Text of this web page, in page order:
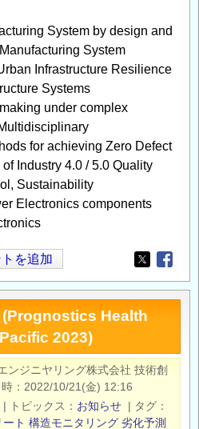
System by design and
System
Infrastructure Resilience
Systems
under complex
for achieving Zero Defect
Industry 4.0 / 5.0 Quality
Sustainability
Electronics components
を追加
Opens in
(Prognostics Health
2023)
ンジニヤリング株式会社 技術創
2022/10/21(金) 12:16
| トピックス お知らせ | タグ
ト 構造モニタリング 劣化予測